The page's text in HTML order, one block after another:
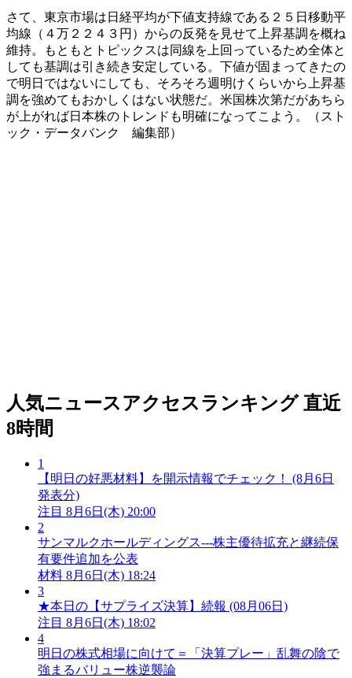
さて、東京市場は日経平均が下値支持線である２５日移動平
均線（４万２２４３円）からの反発を見せて上昇基調を概ね
維持。もともとトピックスは同線を上回っているため全体と
しても基調は引き続き安定している。下値が固まってきたの
で明日ではないにしても、そろそろ週明けくらいから上昇基
調を強めてもおかしくはない状態だ。米国株次第だがあちら
が上がれば日本株のトレンドも明確になってこよう。（スト
ック・データバンク 編集部）
人気ニュースアクセスランキング 直近
8時間
1
【明日の好悪材料】を開示情報でチェック！ (8月6日
発表分)
注目 8月6日(木) 20:00
2
サンマルクホールディングス---株主優待拡充と継続保
有要件追加を公表
材料 8月6日(木) 18:24
3
★本日の【サプライズ決算】続報 (08月06日)
注目 8月6日(木) 18:02
4
明日の株式相場に向けて＝「決算プレー」乱舞の陰で
強まるバリュー株逆襲論